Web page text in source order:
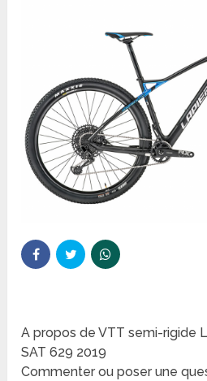
A propos de VTT semi-rigide
SAT 629 2019
Commenter ou poser une